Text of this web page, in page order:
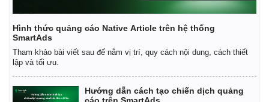
Hình thức quảng cáo Native Article trên hệ thống
SmartAds
Tham khảo bài viết sau để nắm vị trí, quy cách nội dung, cách thiết
lập và tối ưu.
Hướng dẫn cách tạo chiến dịch quảng
cáo trên SmartAds